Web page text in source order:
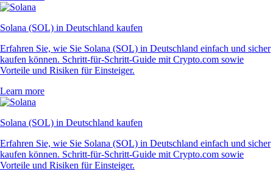
Solana (SOL) in Deutschland kaufen
Erfahren Sie, wie Sie Solana (SOL) in Deutschland einfach und sicher
kaufen können. Schritt-für-Schritt-Guide mit Crypto.com sowie
Vorteile und Risiken für Einsteiger.
Learn more
Solana (SOL) in Deutschland kaufen
Erfahren Sie, wie Sie Solana (SOL) in Deutschland einfach und sicher
kaufen können. Schritt-für-Schritt-Guide mit Crypto.com sowie
Vorteile und Risiken für Einsteiger.